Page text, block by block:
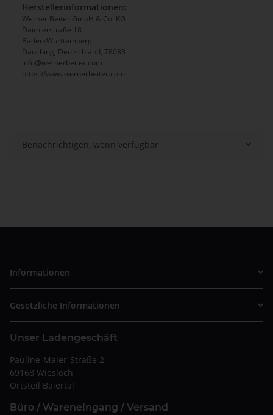
Herstellerinformationen:
Werner Beiter GmbH & Co. KG
Daimlerstraße 18
Baden-Württemberg
Dauching, Deutschland, 78083
info@wernerbeiter.com
https://www.wernerbeiter.com
Benachrichtigen, wenn verfügbar
Informationen
Gesetzliche Informationen
Unser Ladengeschäft
Pauline-Maier-Straße 2
69168 Wiesloch
Ortsteil Baiertal
Büro / Wareneingang / Versand